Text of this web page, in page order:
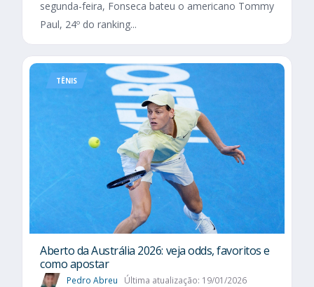
segunda-feira, Fonseca bateu o americano Tommy
Paul, 24º do ranking...
TÊNIS
Aberto da Austrália 2026: veja odds, favoritos e
como apostar
Pedro Abreu Última atualização: 19/01/2026